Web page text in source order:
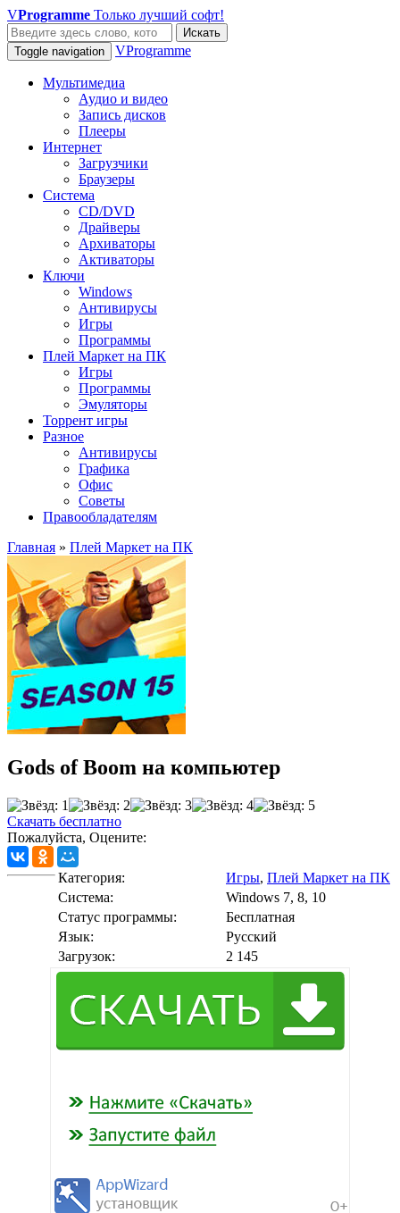
VProgramme Только лучший софт!
Искать
Toggle navigation
VProgramme
Мультимедиа
Аудио и видео
Запись дисков
Плееры
Интернет
Загрузчики
Браузеры
Система
CD/DVD
Драйверы
Архиваторы
Активаторы
Ключи
Windows
Антивирусы
Игры
Программы
Плей Маркет на ПК
Игры
Программы
Эмуляторы
Торрент игры
Разное
Антивирусы
Графика
Офис
Советы
Правообладателям
Главная » Плей Маркет на ПК
Gods of Boom на компьютер
Скачать бесплатно
Пожалуйста, Оцените:
Категория: Игры, Плей Маркет на ПК
Cистема:
Windows 7, 8, 10
Статус программы:
Бесплатная
Язык:
Русский
Загрузок:
2 145